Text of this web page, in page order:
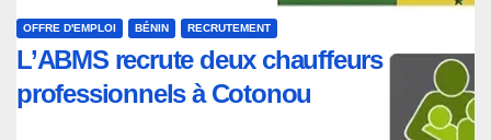
OFFRE D'EMPLOI BÉNIN RECRUTEMENT
L’ABMS recrute deux chauffeurs
professionnels à Cotonou